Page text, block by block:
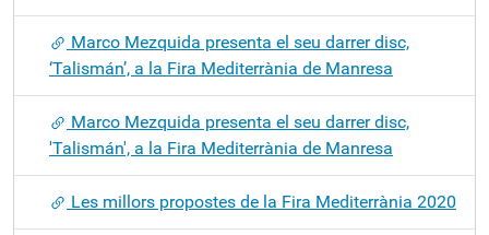
Marco Mezquida presenta el seu darrer disc,
‘Talismán’, a la Fira Mediterrània de Manresa
Marco Mezquida presenta el seu darrer disc,
'Talismán', a la Fira Mediterrània de Manresa
Les millors propostes de la Fira Mediterrània 2020